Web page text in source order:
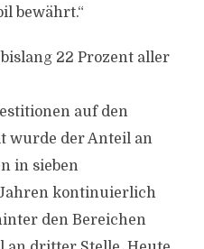
bewährt.“
22 Prozent aller
auf den
wurde der Anteil an
in sieben
kontinuierlich
den Bereichen